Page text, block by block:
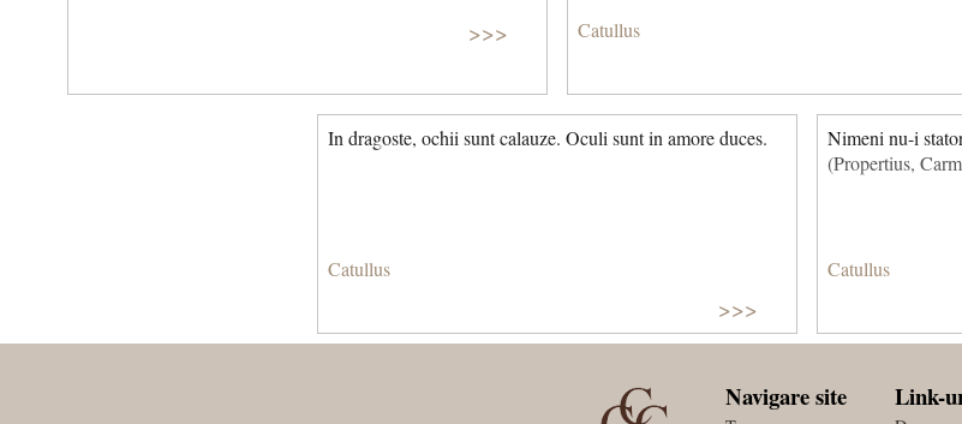
>>> Catullus
In dragoste, ochii sunt calauze. Oculi sunt in amore duces.
Catullus
>>>
Nimeni nu-i
(Propertius,
Catullus
Navigare site Link-